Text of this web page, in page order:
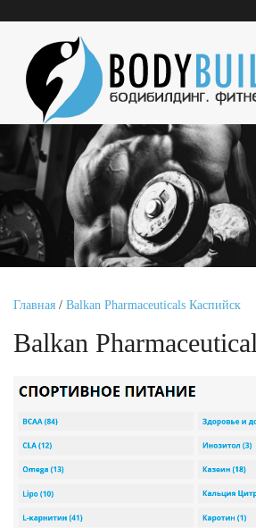
Главная / Balkan Pharmaceuticals Каспийск
Balkan